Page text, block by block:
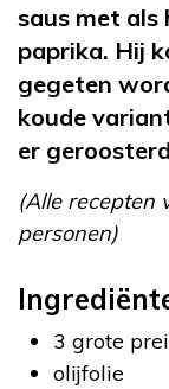
saus met
paprika. Hij
gegeten
koude
er
(Alle recepten
personen)
3 grote
olijfolie